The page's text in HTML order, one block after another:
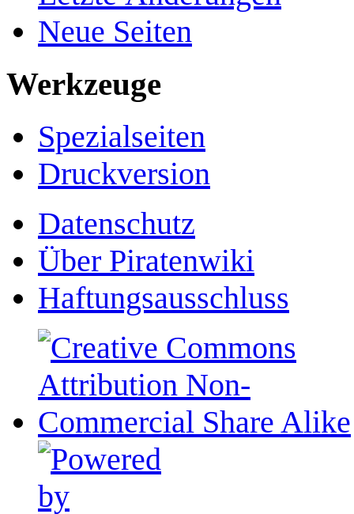
Neue Seiten
Werkzeuge
Spezialseiten
Druckversion
Datenschutz
Über Piratenwiki
Haftungsausschluss